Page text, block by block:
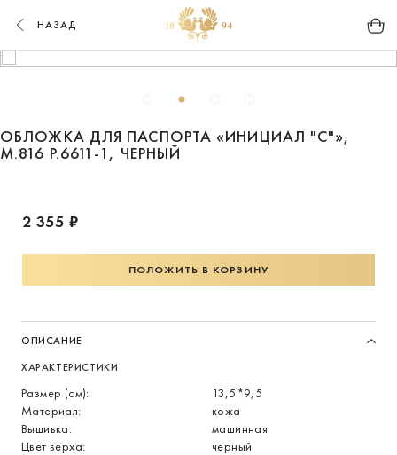
НАЗАД
ОБЛОЖКА ДЛЯ ПАСПОРТА «ИНИЦИАЛ "С"»,
М.816 Р.6611-1, ЧЕРНЫЙ
2 355 ₽
ПОЛОЖИТЬ В КОРЗИНУ
ОПИСАНИЕ
ХАРАКТЕРИСТИКИ
Размер (см):
13,5*9,5
Материал:
кожа
Вышивка:
машинная
Цвет верха:
черный